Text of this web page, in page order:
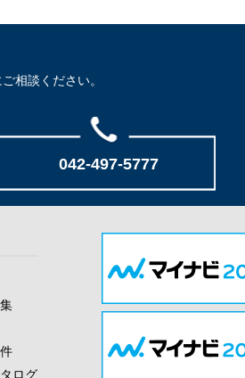
相談ください。
042-497-5777
ログ